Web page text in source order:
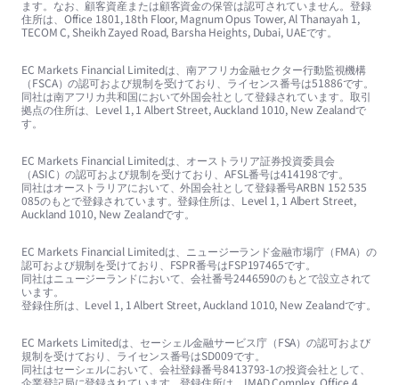
ます。なお、顧客資産または顧客資金の保管は認可されていません。登録
住所は、Office 1801, 18th Floor, Magnum Opus Tower, Al Thanayah 1,
TECOM C, Sheikh Zayed Road, Barsha Heights, Dubai, UAEです。
EC Markets Financial Limitedは、南アフリカ金融セクター行動監視機構
（FSCA）の認可および規制を受けており、ライセンス番号は51886です。
同社は南アフリカ共和国において外国会社として登録されています。取引
拠点の住所は、Level 1, 1 Albert Street, Auckland 1010, New Zealandで
す。
EC Markets Financial Limitedは、オーストラリア証券投資委員会
（ASIC）の認可および規制を受けており、AFSL番号は414198です。
同社はオーストラリアにおいて、外国会社として登録番号ARBN 152 535
085のもとで登録されています。登録住所は、Level 1, 1 Albert Street,
Auckland 1010, New Zealandです。
EC Markets Financial Limitedは、ニュージーランド金融市場庁（FMA）の
認可および規制を受けており、FSPR番号はFSP197465です。
同社はニュージーランドにおいて、会社番号2446590のもとで設立されて
います。
登録住所は、Level 1, 1 Albert Street, Auckland 1010, New Zealandです。
EC Markets Limitedは、セーシェル金融サービス庁（FSA）の認可および
規制を受けており、ライセンス番号はSD009です。
同社はセーシェルにおいて、会社登録番号8413793-1の投資会社として、